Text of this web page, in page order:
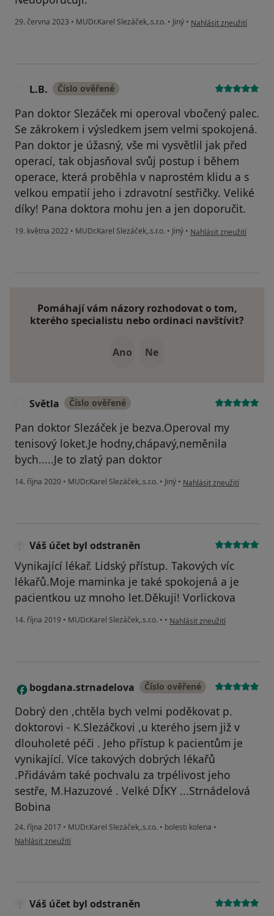
29. června 2023 • MUDr.Karel Slezáček,.s.r.o. • Jiný • podle názoru uživatele J.
Nahlásit zneužití
L.B. Číslo ověřené
Pan doktor Slezáček mi operoval vbočený palec.
Se zákrokem i výsledkem jsem velmi spokojená.
Pan doktor je úžasný, vše mi vysvětlil jak před
operací, tak objasňoval svůj postup i během
operace, která proběhla v naprostém klidu a s
velkou empatií jeho i zdravotní sestřičky. Veliké
díky! Pana doktora mohu jen a jen doporučit.
19. května 2022 • MUDr.Karel Slezáček,.s.r.o. • Jiný • podle názoru uživatele
Nahlásit zneužití
Pomáhají vám názory rozhodovat o tom,
kterého specialistu nebo ordinaci navštívit?
Ano Ne
Světla Číslo ověřené
Pan doktor Slezáček je bezva.Operoval my
tenisový loket.Je hodny,chápavý,neměnila
bych.....Je to zlatý pan doktor
14. října 2020 • MUDr.Karel Slezáček,.s.r.o. • Jiný • podle názoru uživatele
Nahlásit zneužití
Váš účet byl odstraněn
Vynikající lékař. Lidský přístup. Takových víc
lékařů.Moje maminka je také spokojená a je
pacientkou uz mnoho let.Děkuji! Vorlickova
14. října 2019 • MUDr.Karel Slezáček,.s.r.o. • • podle názoru uživatele Váš
Nahlásit zneužití
B bogdana.strnadelova Číslo ověřené
Dobrý den ,chtěla bych velmi poděkovat p.
doktorovi - K.Slezáčkovi ,u kterého jsem již v
dlouholeté péči . Jeho přístup k pacientům je
vynikající. Více takových dobrých lékařů
.Přidávám také pochvalu za trpélivost jeho
sestře, M.Hazuzové . Velké DÍKY ...Strnádelová
Bobina
24. října 2017 • MUDr.Karel Slezáček,.s.r.o. • bolesti kolena •
podle názoru uživatele bogdana.strnadelova
Nahlásit zneužití
Váš účet byl odstraněn